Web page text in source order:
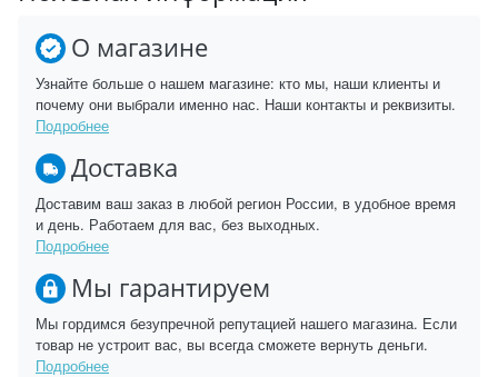
О магазине
Узнайте больше о нашем магазине: кто мы, наши клиенты и
почему они выбрали именно нас. Наши контакты и реквизиты.
Подробнее
Доставка
Доставим ваш заказ в любой регион России, в удобное время
и день. Работаем для вас, без выходных.
Подробнее
Мы гарантируем
Мы гордимся безупречной репутацией нашего магазина. Если
товар не устроит вас, вы всегда сможете вернуть деньги.
Подробнее